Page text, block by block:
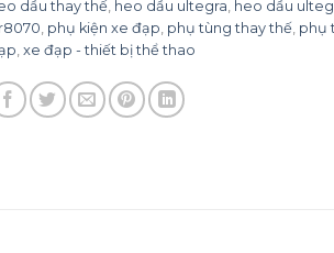
dầu thay thế, heo dầu ultegra, heo dầu
, phụ kiện xe đạp, phụ tùng thay thế, phụ
,xe đạp - thiết bị thể thao